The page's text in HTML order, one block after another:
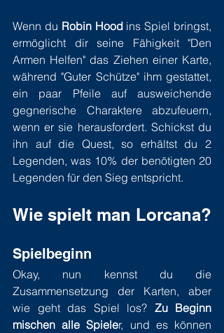
Wenn du Robin Hood ins Spiel bringst,
ermöglicht dir seine Fähigkeit "Den
Armen Helfen" das Ziehen einer Karte,
während "Guter Schütze" ihm gestattet,
ein paar Pfeile auf ausweichende
gegnerische Charaktere abzufeuern,
wenn er sie herausfordert. Schickst du
ihn auf die Quest, so erhältst du 2
Legenden, was 10% der benötigten 20
Legenden für den Sieg entspricht.
Wie spielt man Lorcana?
Spielbeginn
Okay, nun kennst du die
Zusammensetzung der Karten, aber
wie geht das Spiel los? Zu Beginn
mischen alle Spieler, und es können